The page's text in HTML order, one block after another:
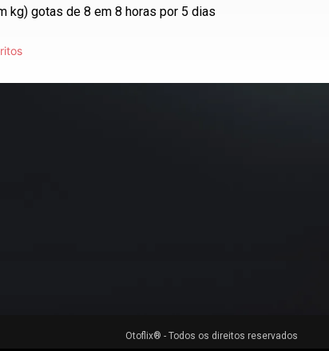
kg) gotas de 8 em 8 horas por 5 dias
Otoflix® - Todos os direitos reservados